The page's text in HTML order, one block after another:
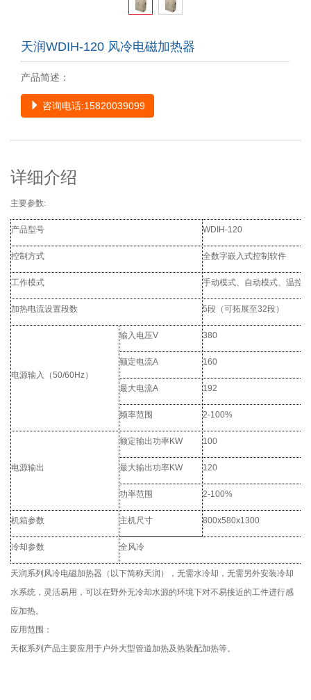
天润WDIH-120 风冷电磁加热器
产品简述：
咨询电话:15820039099
详细介绍
主要参数:
产品型号 WDIH-120
控制方式 全数字嵌入式控制软件
工作模式 手动模式、自动模式、温控
加热电流设置段数 5段（可拓展至32段）
电源输入（50/60Hz）
输入电压V 380
额定电流A 160
最大电流A 192
频率范围 2-100%
电源输出
额定输出功率KW 100
最大输出功率KW 120
功率范围 2-100%
机箱参数 主机尺寸 800x580x1300
冷却参数 全风冷
天润系列风冷电磁加热器（以下简称天润），无需水冷却，无需另外安装冷却
水系统，灵活易用，可以在野外无冷却水源的环境下对不易接近的工件进行感
应加热。
应用范围：
天枢系列产品主要应用于户外大型管道加热及热装配加热等。